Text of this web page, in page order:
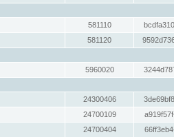
581110
581120
5960020
24300406
24700109
24700404